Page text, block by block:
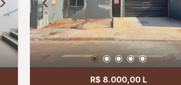
R$ 8.000,00 L